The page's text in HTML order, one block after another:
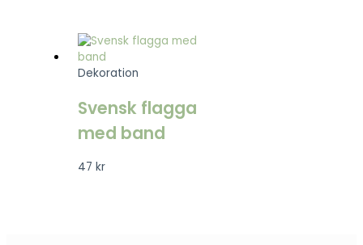
Dekoration
Svensk flagga
med band
47kr